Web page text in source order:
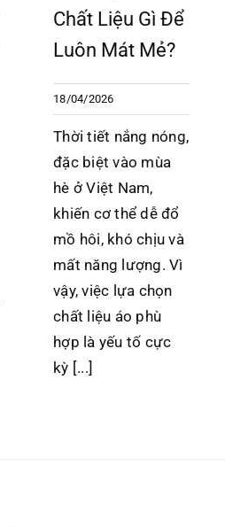
Chất Liệu Gì Để
Luôn Mát Mẻ?
18/04/2026
Thời tiết nắng nóng,
đặc biệt vào mùa
hè ở Việt Nam,
khiến cơ thể dễ đổ
mồ hôi, khó chịu và
mất năng lượng. Vì
vậy, việc lựa chọn
chất liệu áo phù
hợp là yếu tố cực
kỳ [...]